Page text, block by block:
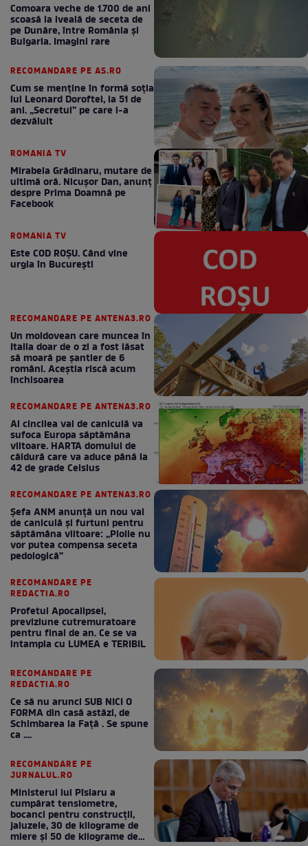
Comoara veche de 1.700 de ani
scoasă la iveală de seceta de
pe Dunăre, între România şi
Bulgaria. Imagini rare
RECOMANDARE PE AS.RO
Cum se menţine în formă soţia
lui Leonard Doroftei, la 51 de
ani. „Secretul” pe care l-a
dezvăluit
ROMANIA TV
Mirabela Grădinaru, mutare de
ultimă oră. Nicuşor Dan, anunţ
despre Prima Doamnă pe
Facebook
ROMANIA TV
Este COD ROŞU. Când vine
urgia în Bucureşti
RECOMANDARE PE ANTENA3.RO
Un moldovean care muncea în
Italia doar de o zi a fost lăsat
să moară pe şantier de 6
români. Aceștia riscă acum
închisoarea
RECOMANDARE PE ANTENA3.RO
Al cincilea val de caniculă va
sufoca Europa săptămâna
viitoare. HARTA domului de
căldură care va aduce până la
42 de grade Celsius
RECOMANDARE PE ANTENA3.RO
Șefa ANM anunță un nou val
de caniculă și furtuni pentru
săptămâna viitoare: „Ploile nu
vor putea compensa seceta
pedologică”
RECOMANDARE PE
REDACTIA.RO
Profetul Apocalipsei,
previziune cutremuratoare
pentru final de an. Ce se va
intampla cu LUMEA e TERIBIL
RECOMANDARE PE
REDACTIA.RO
Ce să nu arunci SUB NICI O
FORMA din casă astăzi, de
Schimbarea la Față . Se spune
ca ....
RECOMANDARE PE
JURNALUL.RO
Ministerul lui Pîslaru a
cumpărat tensiometre,
bocanci pentru construcții,
jaluzele, 30 de kilograme de
miere și 50 de kilograme de